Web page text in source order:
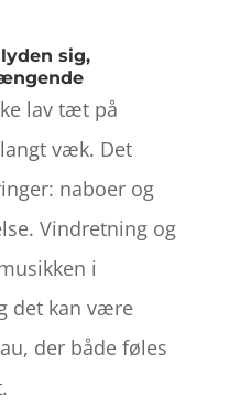
sig,
lav tæt på
væk. Det
naboer og
Vindretning og
i
det kan være
der både føles